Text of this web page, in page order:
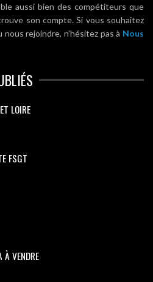
aussi bien des compétiteurs que
son compte. Si vous souhaitez
rejoindre, n'hésitez pas à Nous
LOIRE
FSGT
À VENDRE